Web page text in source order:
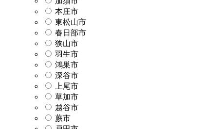
本庄市
東松山市
春日部市
狭山市
羽生市
鴻巣市
深谷市
上尾市
草加市
越谷市
蕨市